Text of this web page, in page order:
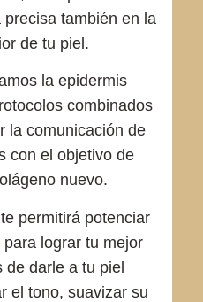
también en la
de tu piel.
la epidermis
combinados
la comunicación de
con el objetivo de
nuevo.
permitirá potenciar
lograr tu mejor
de darle a tu piel
el tono, suavizar su